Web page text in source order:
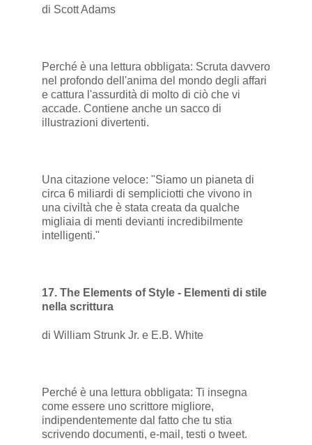
di Scott Adams
Perché è una lettura obbligata: Scruta davvero
nel profondo dell'anima del mondo degli affari
e cattura l'assurdità di molto di ciò che vi
accade. Contiene anche un sacco di
illustrazioni divertenti.
Una citazione veloce: "Siamo un pianeta di
circa 6 miliardi di sempliciotti che vivono in
una civiltà che è stata creata da qualche
migliaia di menti devianti incredibilmente
intelligenti."
17. The Elements of Style - Elementi di stile
nella scrittura
di William Strunk Jr. e E.B. White
Perché è una lettura obbligata: Ti insegna
come essere uno scrittore migliore,
indipendentemente dal fatto che tu stia
scrivendo documenti, e-mail, testi o tweet.